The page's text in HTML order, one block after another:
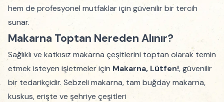
hem de profesyonel mutfaklar için güvenilir bir tercih
sunar.
Makarna Toptan Nereden Alınır?
Sağlıklı ve katkısız makarna çeşitlerini toptan olarak temin
etmek isteyen işletmeler için Makarna, Lütfen!, güvenilir
bir tedarikçidir. Sebzeli makarna, tam buğday makarna,
kuskus, erişte ve şehriye çeşitleri